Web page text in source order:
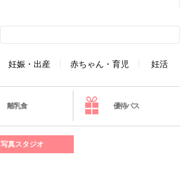
妊娠・出産 赤ちゃん・育児 妊活
離乳食 優待パス
写真スタジオ